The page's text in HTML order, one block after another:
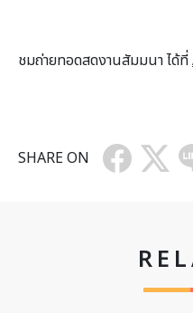
ชมถ่ายทอดสดงานสัมมนา ได้ที่
SHARE ON